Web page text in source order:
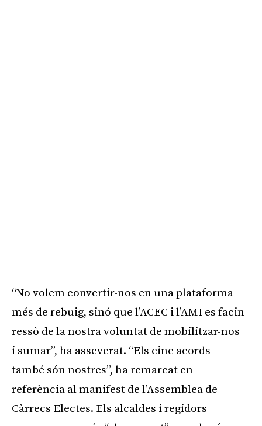
“No volem convertir-nos en una plataforma
més de rebuig, sinó que l’ACEC i l’AMI es facin
ressò de la nostra voluntat de mobilitzar-nos
i sumar”, ha asseverat. “Els cinc acords
també són nostres”, ha remarcat en
referència al manifest de l’Assemblea de
Càrrecs Electes. Els alcaldes i regidors